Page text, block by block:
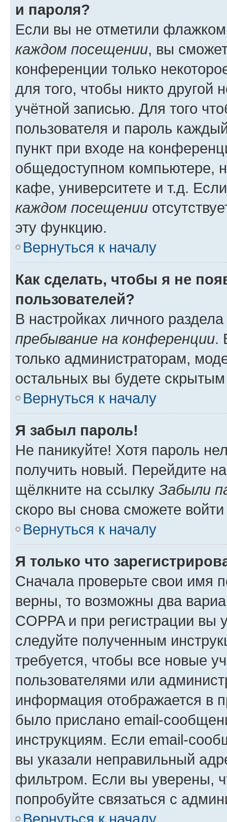
и пароля?
Если вы не отметили
каждом посещении, вы
конференции только
для того, чтобы никто другой
учётной записью. Для того
пользователя и пароль
пункт при входе на
общедоступном компьютере,
кафе, университете и т.д.
каждом посещении
эту функцию.
Вернуться к началу
Как сделать, чтобы я не
пользователей?
В настройках личного
пребывание на конференции.
только администраторам,
остальных вы будете
Вернуться к началу
Я забыл пароль!
Не паникуйте! Хотя пароль
получить новый. Перейдите
щёлкните на ссылку Забыли
скоро вы снова сможете
Вернуться к началу
Я только что
Сначала проверьте свои имя
верны, то возможны два
COPPA и при регистрации вы
следуйте полученным
требуется, чтобы все новые
пользователями или
информация отображается в
было прислано email-
инструкциям. Если email-
вы указали неправильный
фильтром. Если вы уверены,
попробуйте связаться с
Вернуться к началу